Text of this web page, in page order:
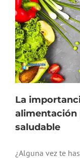
La
alimentación
saludable
¿Alguna vez te